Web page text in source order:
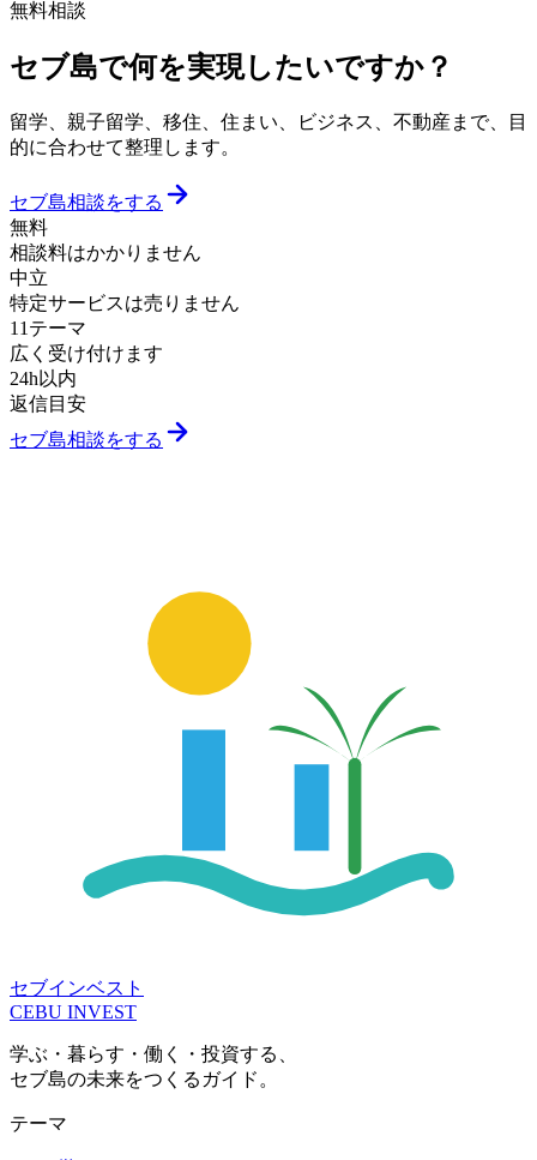
無料相談
セブ島で何を実現したいですか？
留学、親子留学、移住、住まい、ビジネス、不動産まで、目
的に合わせて整理します。
セブ島相談をする
無料
相談料はかかりません
中立
特定サービスは売りません
11テーマ
広く受け付けます
24h以内
返信目安
セブ島相談をする
セブインベスト
CEBU INVEST
学ぶ・暮らす・働く・投資する、
セブ島の未来をつくるガイド。
テーマ